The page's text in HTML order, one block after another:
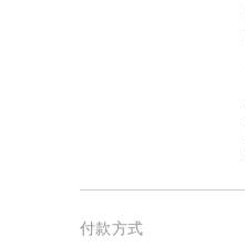
付款方式